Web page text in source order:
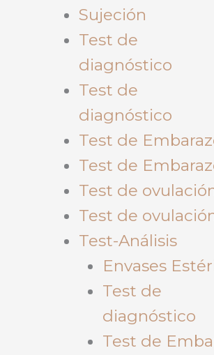
Sujeción
Test de
diagnóstico
Test de
diagnóstico
Test de
Test de
Test de
Test de
Test-Análisis
Envases
Test de
diagnóstico
Test de